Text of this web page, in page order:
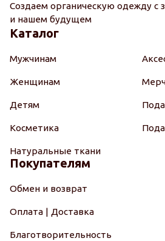
Создаем органическую одежду с
и нашем будущем
Каталог
Мужчинам
Женщинам
Детям
Косметика
Натуральные ткани
Покупателям
Обмен и возврат
Оплата | Доставка
Благотворительность